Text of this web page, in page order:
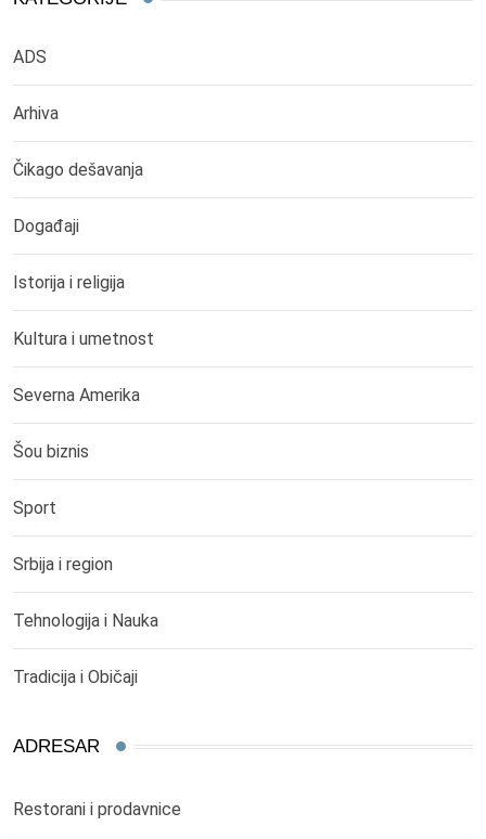
ADS
Arhiva
Čikago dešavanja
Događaji
Istorija i religija
Kultura i umetnost
Severna Amerika
Šou biznis
Sport
Srbija i region
Tehnologija i Nauka
Tradicija i Običaji
ADRESAR
Restorani i prodavnice